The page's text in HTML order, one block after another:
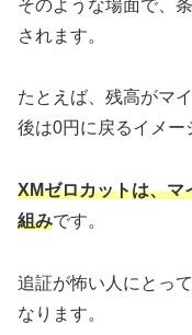
そのような場面で、
されます。
たとえば、残高がマ
後は0円に戻るイメー
XMゼロカットは、マ
組みです。
追証が怖い人にとっ
なります。